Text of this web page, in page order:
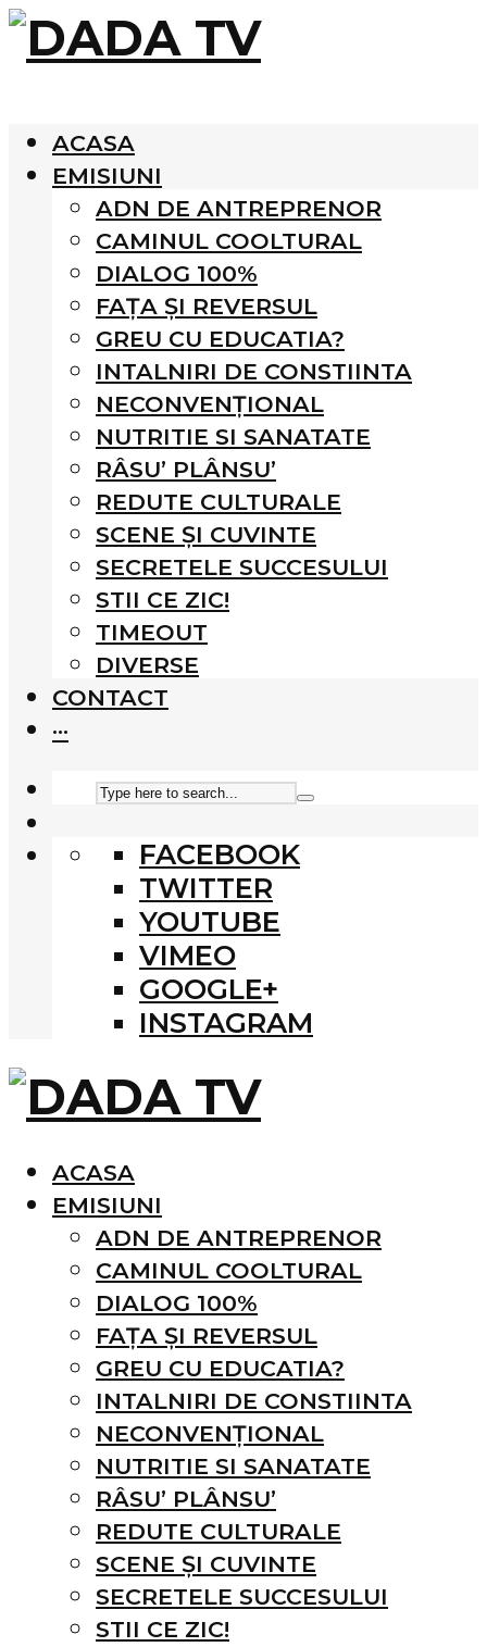
ACASA
EMISIUNI
ADN DE ANTREPRENOR
CAMINUL COOLTURAL
DIALOG 100%
FAȚA ȘI REVERSUL
GREU CU EDUCATIA?
INTALNIRI DE CONSTIINTA
NECONVENȚIONAL
NUTRITIE SI SANATATE
RÂSU’ PLÂNSU’
REDUTE CULTURALE
SCENE ȘI CUVINTE
SECRETELE SUCCESULUI
STII CE ZIC!
TIMEOUT
DIVERSE
CONTACT
···
FACEBOOK
TWITTER
YOUTUBE
VIMEO
GOOGLE+
INSTAGRAM
ACASA
EMISIUNI
ADN DE ANTREPRENOR
CAMINUL COOLTURAL
DIALOG 100%
FAȚA ȘI REVERSUL
GREU CU EDUCATIA?
INTALNIRI DE CONSTIINTA
NECONVENȚIONAL
NUTRITIE SI SANATATE
RÂSU’ PLÂNSU’
REDUTE CULTURALE
SCENE ȘI CUVINTE
SECRETELE SUCCESULUI
STII CE ZIC!